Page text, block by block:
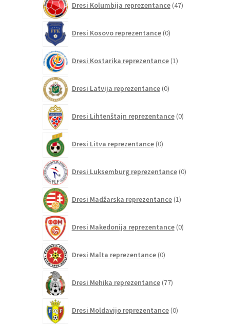
Dresi Kolumbija reprezentance 47izdelkov
Dresi Kosovo reprezentance 0izdelkov
Dresi Kostarika reprezentance 1izdelek
Dresi Latvija reprezentance 0izdelkov
Dresi Lihtenštajn reprezentance 0izdelkov
Dresi Litva reprezentance 0izdelkov
Dresi Luksemburg reprezentance 0izdelkov
Dresi Madžarska reprezentance 1izdelek
Dresi Makedonija reprezentance 0izdelkov
Dresi Malta reprezentance 0izdelkov
Dresi Mehika reprezentance 77izdelkov
Dresi Moldavijo reprezentance 0izdelkov